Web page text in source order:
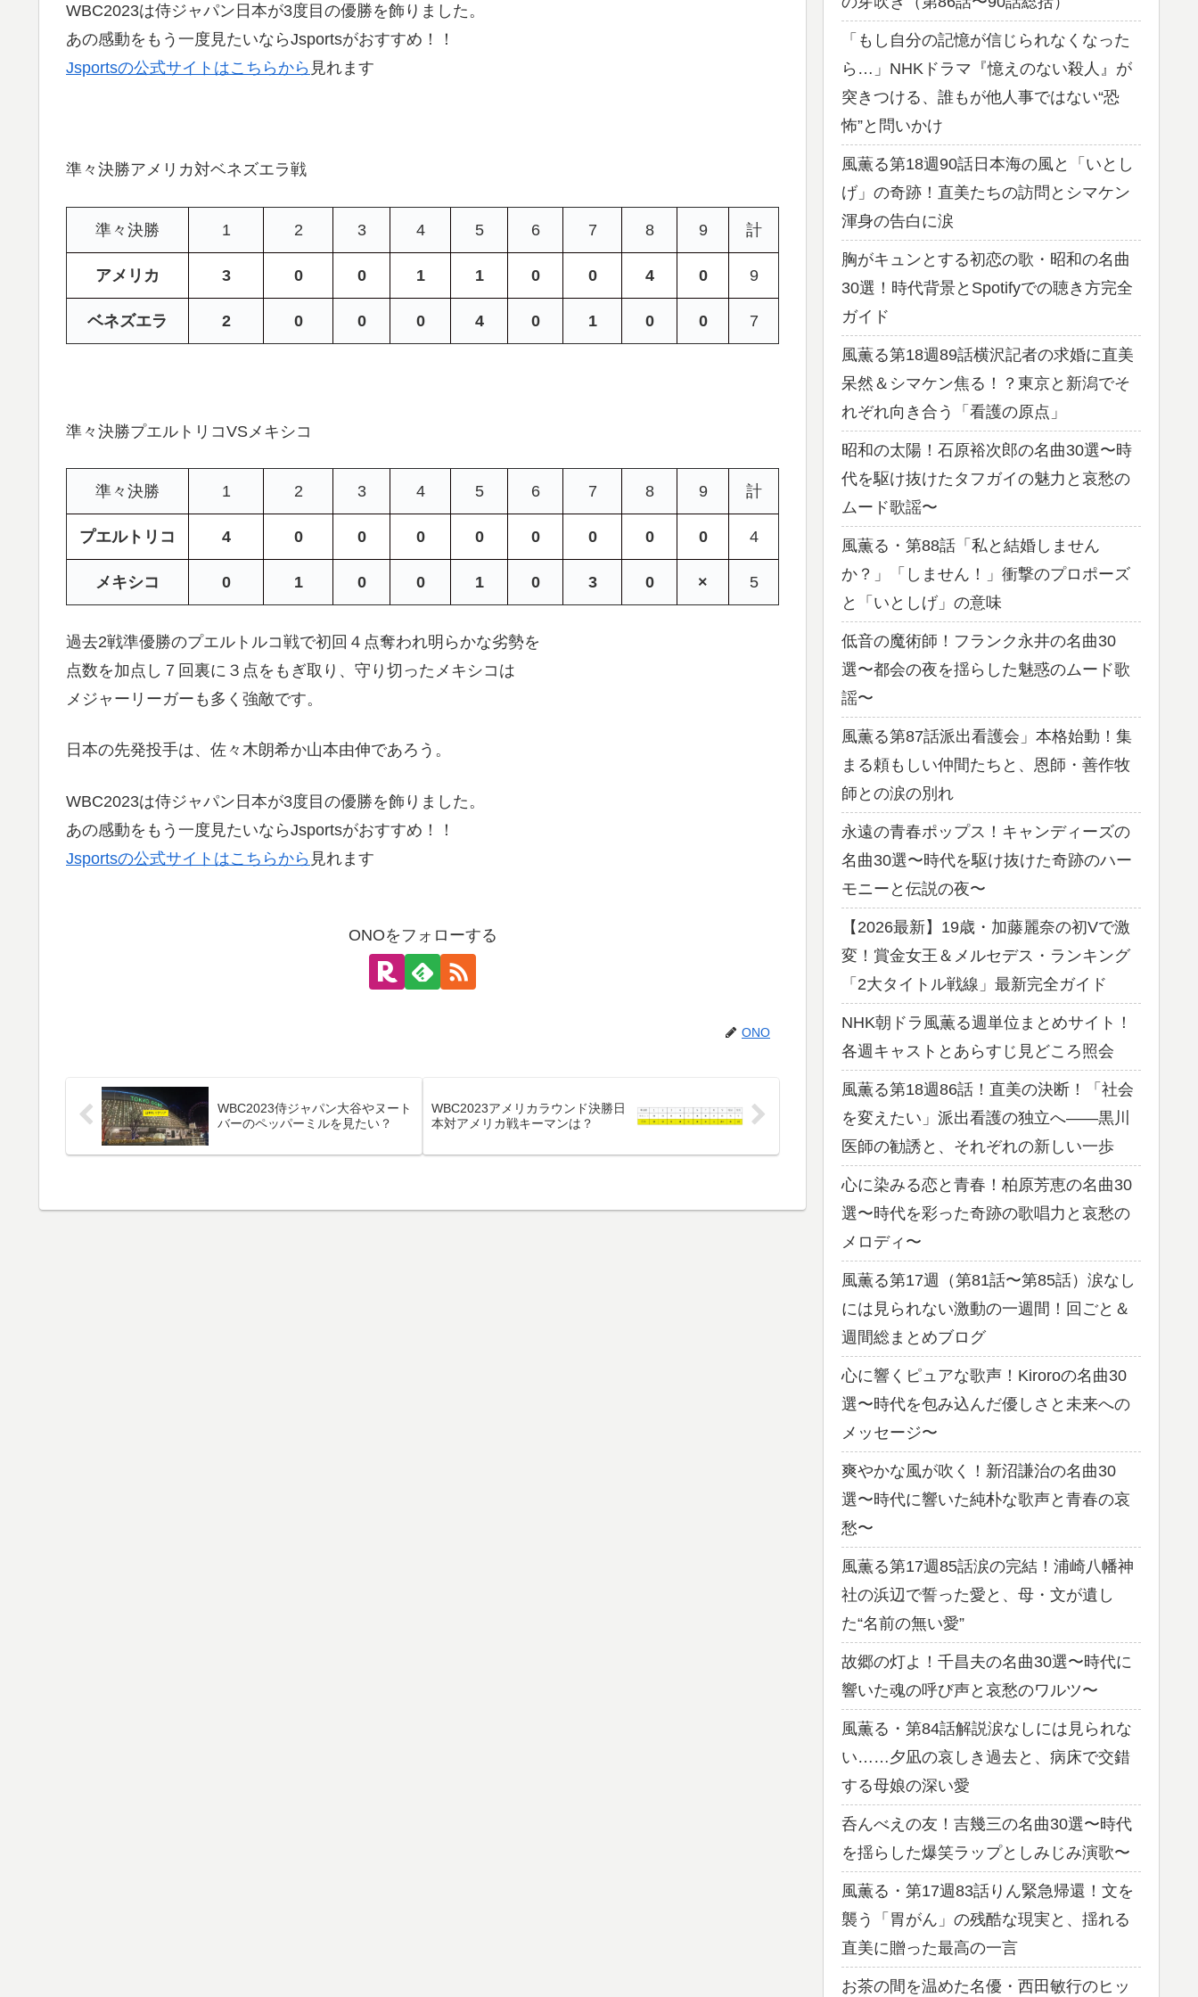
WBC2023は侍ジャパン日本が3度目の優勝を飾りました。
あの感動をもう一度見たいならJsportsがおすすめ！！
Jsportsの公式サイトはこちらから 見れます
準々決勝アメリカ対ベネズエラ戦
準々決勝 1 2 3 4 5 6 7 8 9 計
アメリカ 3 0 0 1 1 0 0 4 0 9
ベネズエラ 2 0 0 0 4 0 1 0 0 7
準々決勝プエルトリコVSメキシコ
準々決勝 1 2 3 4 5 6 7 8 9 計
プエルトリコ 4 0 0 0 0 0 0 0 0 4
メキシコ 0 1 0 0 1 0 3 0 × 5
過去2戦準優勝のプエルトルコ戦で初回４点奪われ明らかな劣勢を
点数を加点し７回裏に３点をもぎ取り、守り切ったメキシコは
メジャーリーガーも多く強敵です。
日本の先発投手は、佐々木朗希か山本由伸であろう。
WBC2023は侍ジャパン日本が3度目の優勝を飾りました。
あの感動をもう一度見たいならJsportsがおすすめ！！
Jsportsの公式サイトはこちらから 見れます
ONOをフォローする
ONO
WBC2023侍ジャパン大谷やヌート
バーのペッパーミルを見たい？
WBC2023アメリカラウンド決勝日
本対アメリカ戦キーマンは？
「もし自分の記憶が信じられなくなった
ら…」NHKドラマ『憶えのない殺人』が
突きつける、誰もが他人事ではない“恐
怖”と問いかけ
風薫る第18週90話日本海の風と「いとし
げ」の奇跡！直美たちの訪問とシマケン
渾身の告白に涙
胸がキュンとする初恋の歌・昭和の名曲
30選！時代背景とSpotifyでの聴き方完全
ガイド
風薫る第18週89話横沢記者の求婚に直美
呆然＆シマケン焦る！？東京と新潟でそ
れぞれ向き合う「看護の原点」
昭和の太陽！石原裕次郎の名曲30選〜時
代を駆け抜けたタフガイの魅力と哀愁の
ムード歌謡〜
風薫る・第88話「私と結婚しません
か？」「しません！」衝撃のプロポーズ
と「いとしげ」の意味
低音の魔術師！フランク永井の名曲30
選〜都会の夜を揺らした魅惑のムード歌
謡〜
風薫る第87話派出看護会」本格始動！集
まる頼もしい仲間たちと、恩師・善作牧
師との涙の別れ
永遠の青春ポップス！キャンディーズの
名曲30選〜時代を駆け抜けた奇跡のハー
モニーと伝説の夜〜
【2026最新】19歳・加藤麗奈の初Vで激
変！賞金女王＆メルセデス・ランキング
「2大タイトル戦線」最新完全ガイド
NHK朝ドラ風薫る週単位まとめサイト！
各週キャストとあらすじ見どころ照会
風薫る第18週86話！直美の決断！「社会
を変えたい」派出看護の独立へ——黒川
医師の勧誘と、それぞれの新しい一歩
心に染みる恋と青春！柏原芳恵の名曲30
選〜時代を彩った奇跡の歌唱力と哀愁の
メロディ〜
風薫る第17週（第81話〜第85話）涙なし
には見られない激動の一週間！回ごと＆
週間総まとめブログ
心に響くピュアな歌声！Kiroroの名曲30
選〜時代を包み込んだ優しさと未来への
メッセージ〜
爽やかな風が吹く！新沼謙治の名曲30
選〜時代に響いた純朴な歌声と青春の哀
愁〜
風薫る第17週85話涙の完結！浦崎八幡神
社の浜辺で誓った愛と、母・文が遺し
た“名前の無い愛”
故郷の灯よ！千昌夫の名曲30選〜時代に
響いた魂の呼び声と哀愁のワルツ〜
風薫る・第84話解説涙なしには見られな
い……夕凪の哀しき過去と、病床で交錯
する母娘の深い愛
呑んべえの友！吉幾三の名曲30選〜時代
を揺らした爆笑ラップとしみじみ演歌〜
風薫る・第17週83話りん緊急帰還！文を
襲う「胃がん」の残酷な現実と、揺れる
直美に贈った最高の一言
お茶の間を温めた名優・西田敏行のヒッ